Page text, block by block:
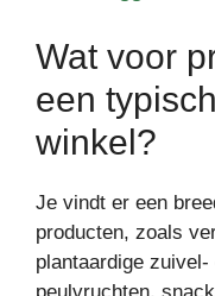
Wat voor
een
winkel?
Je vindt er een
producten, zoals
plantaardige
peulvruchten,